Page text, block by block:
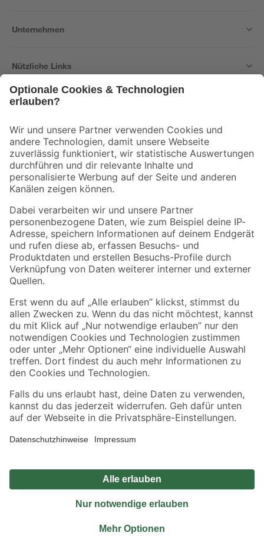
Unternehmen
Nützliche Links
Der toom Newsletter: Keine Angebote und Aktionen mehr verpassen!
Zur Newsletter Anmeldung
Folge uns
Zahlungsarten Versandarten
Sicher einkaufen
Jetzt die toom-App herunterladen
Alle Preisangaben in EUR inkl. gesetzl. MwSt.. Die dargestellten Angebote sind unter
Umständen nicht in allen Märkten verfügbar. Die angegebenen Verfügbarkeiten beziehen
Produkte nur solange der Vorrat reicht.
*Paketversand ab 59 € versandkostenfrei, gilt nicht für Artikel mit Speditionsversand, hier
Privatsphäre Impressum
Nutzungsbedingungen
Widerrufsrecht
Vertrag widerrufen
© 2026 toom Baumarkt GmbH